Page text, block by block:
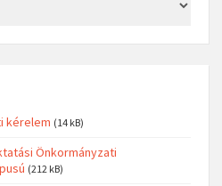
kérelem (14 kB)
Önkormányzati
(212 kB)